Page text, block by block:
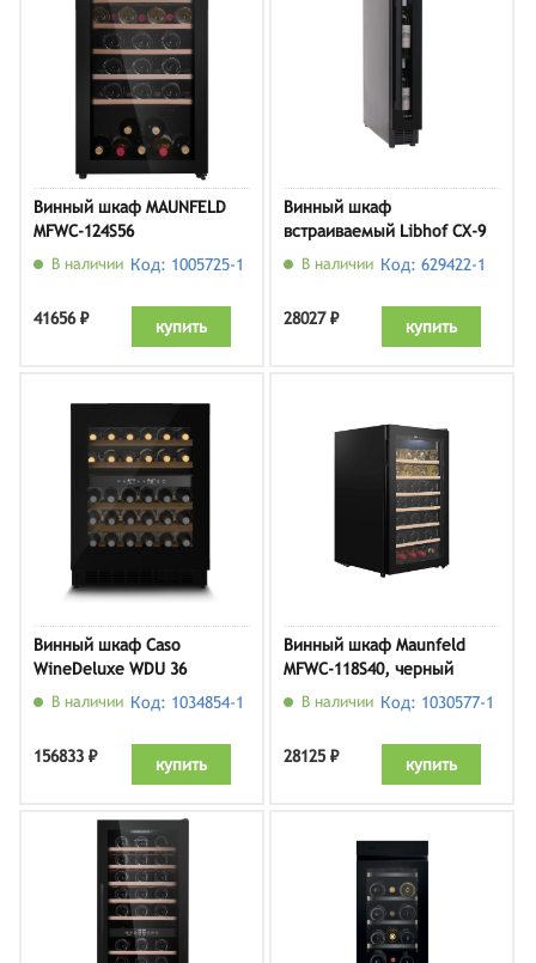
Винный шкаф MAUNFELD
MFWC-124S56
В наличии Код: 1005725-1
41656 ₽ купить
Винный шкаф
встраиваемый Libhof CX-9
blackВ наличии Код: 629422-1
28027 ₽ купить
Винный шкаф Caso
WineDeluxe WDU 36
В наличии Код: 1034854-1
156833 ₽ купить
Винный шкаф Maunfeld
MFWC-118S40, черный
В наличии Код: 1030577-1
28125 ₽ купить